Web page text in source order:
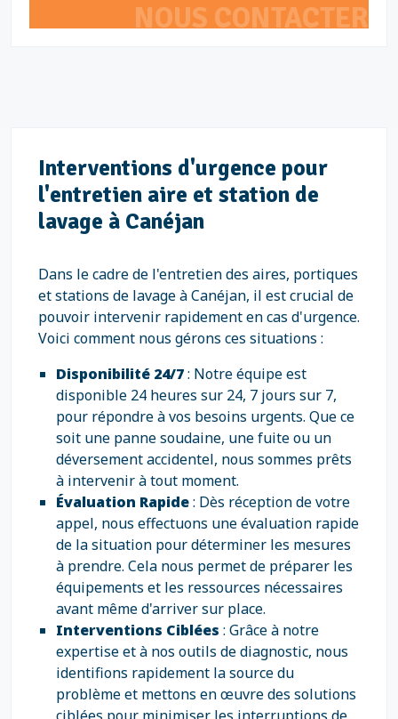
NOUS CONTACTER
Interventions d'urgence pour
l'entretien aire et station de
lavage à Canéjan
Dans le cadre de l'entretien des aires, portiques
et stations de lavage à Canéjan, il est crucial de
pouvoir intervenir rapidement en cas d'urgence.
Voici comment nous gérons ces situations :
Disponibilité 24/7: Notre équipe est
disponible 24 heures sur 24, 7 jours sur 7,
pour répondre à vos besoins urgents. Que ce
soit une panne soudaine, une fuite ou un
déversement accidentel, nous sommes prêts
à intervenir à tout moment.
Évaluation Rapide: Dès réception de votre
appel, nous effectuons une évaluation rapide
de la situation pour déterminer les mesures
à prendre. Cela nous permet de préparer les
équipements et les ressources nécessaires
avant même d'arriver sur place.
Interventions Ciblées : Grâce à notre
expertise et à nos outils de diagnostic, nous
identifions rapidement la source du
problème et mettons en œuvre des solutions